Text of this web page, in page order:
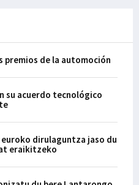
premios de la automoción
su acuerdo tecnológico
dirulaguntza jaso du
eraikitzeko